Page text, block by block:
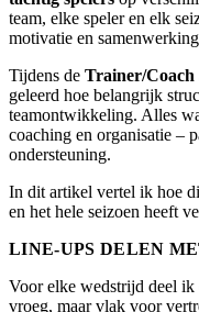
team, elke speler en elk
motivatie en
Tijdens de Trainer/Coach
geleerd hoe belangrijk
teamontwikkeling. Alles
coaching en organisatie –
ondersteuning.
In dit artikel vertel ik hoe
en het hele seizoen heeft
LINE-UPS DELEN
Voor elke wedstrijd deel
vroeg, maar vlak voor